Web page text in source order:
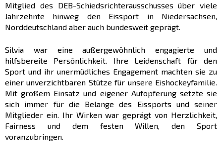
Mitglied des DEB-Schiedsrichterausschusses über viele
Jahrzehnte hinweg den Eissport in Niedersachsen,
Norddeutschland aber auch bundesweit geprägt.
Silvia war eine außergewöhnlich engagierte und
hilfsbereite Persönlichkeit. Ihre Leidenschaft für den
Sport und ihr unermüdliches Engagement machten sie zu
einer unverzichtbaren Stütze für unsere Eishockeyfamilie.
Mit großem Einsatz und eigener Aufopferung setzte sie
sich immer für die Belange des Eissports und seiner
Mitglieder ein. Ihr Wirken war geprägt von Herzlichkeit,
Fairness und dem festen Willen, den Sport
voranzubringen.